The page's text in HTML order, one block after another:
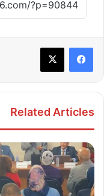
Related Articles